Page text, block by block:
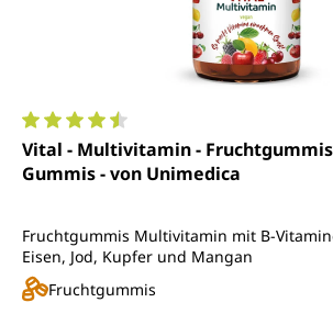
Durchschnittliche Bewertung von 4.6
Vital - Multivitamin - Fruchtgummis
Gummis - von Unimedica
Fruchtgummis Multivitamin mit B-
Eisen, Jod, Kupfer und Mangan
Fruchtgummis